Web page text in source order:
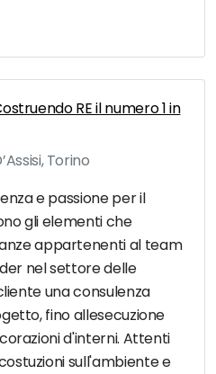
RE il numero 1 in
Torino
e passione per il
gli elementi che
appartenenti al team
nel settore delle
una consulenza
fino allesecuzione
d'interni. Attenti
sull'ambiente e